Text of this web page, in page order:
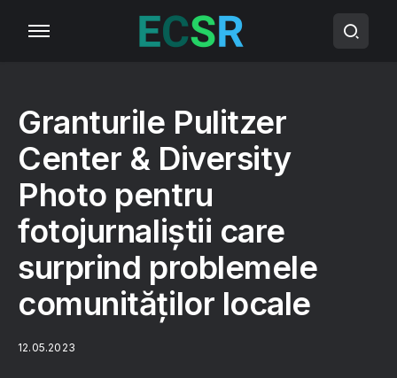
Granturile Pulitzer
Center & Diversity
Photo pentru
fotojurnaliștii care
surprind problemele
comunităților locale
12.05.2023